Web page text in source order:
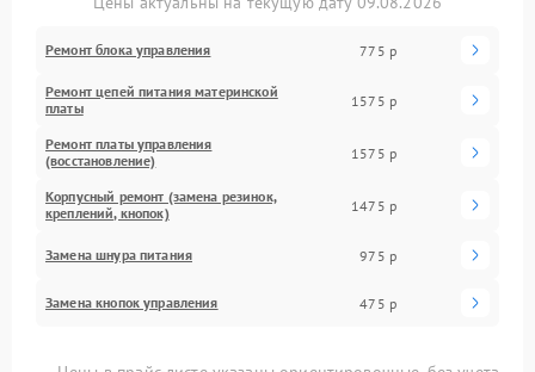
Ремонт блока управления 775 р
Ремонт цепей питания материнской
платы
1575 р
Ремонт платы управления
(восстановление)
1575 р
Корпусный ремонт (замена резинок,
креплений, кнопок)
1475 р
Замена шнура питания 975 р
Замена кнопок управления 475 р